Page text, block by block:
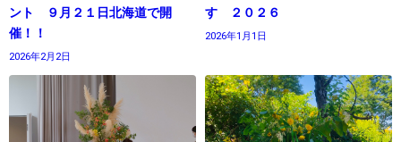
ント ９月２１日北海道で開
催！！
2026年2月2日
す ２０２６
2026年1月1日